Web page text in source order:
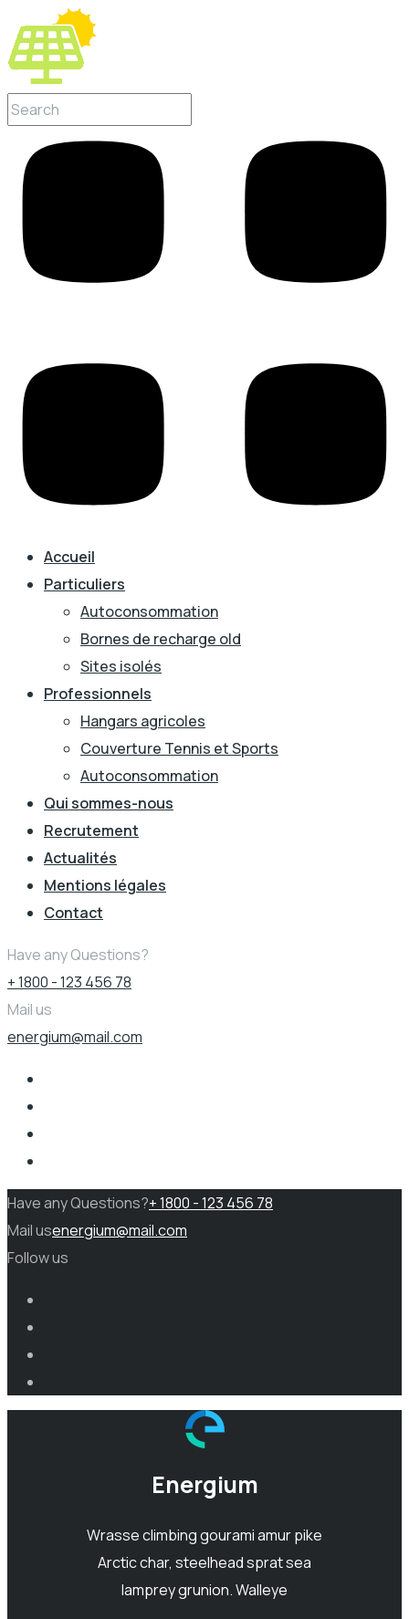
Accueil
Particuliers
Autoconsommation
Bornes de recharge old
Sites isolés
Professionnels
Hangars agricoles
Couverture Tennis et Sports
Autoconsommation
Qui sommes-nous
Recrutement
Actualités
Mentions légales
Contact
Have any Questions?
+ 1800 - 123 456 78
Mail us
energium@mail.com
Have any Questions?+ 1800 - 123 456 78
Mail usenergium@mail.com
Follow us
Energium
Wrasse climbing gourami amur pike
Arctic char, steelhead sprat sea
lamprey grunion. Walleye